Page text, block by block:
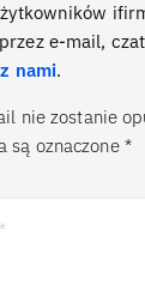
e-mail,
nami.
nie zostanie
są oznaczone *